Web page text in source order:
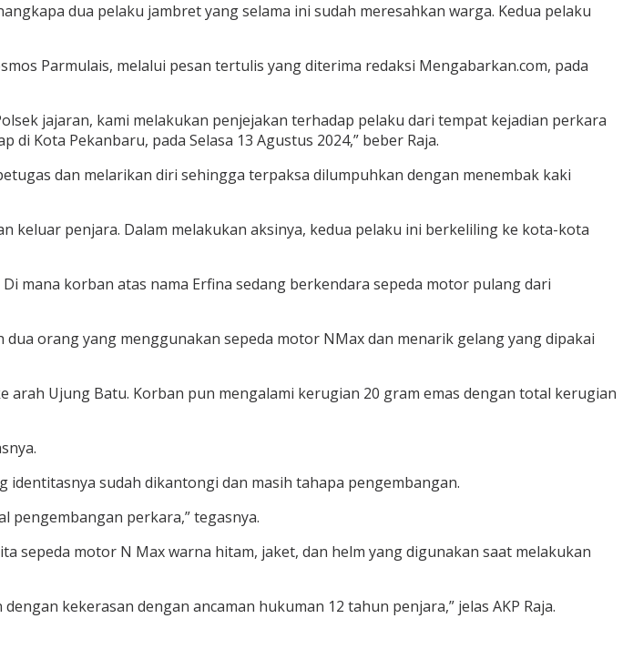
dua pelaku jambret yang selama ini sudah meresahkan warga. Kedua pelaku
Parmulais, melalui pesan tertulis yang diterima redaksi Mengabarkan.com, pada
jajaran, kami melakukan penjejakan terhadap pelaku dari tempat kejadian perkara
Kota Pekanbaru, pada Selasa 13 Agustus 2024,” beber Raja.
dan melarikan diri sehingga terpaksa dilumpuhkan dengan menembak kaki
keluar penjara. Dalam melakukan aksinya, kedua pelaku ini berkeliling ke kota-kota
mana korban atas nama Erfina sedang berkendara sepeda motor pulang dari
orang yang menggunakan sepeda motor NMax dan menarik gelang yang dipakai
Ujung Batu. Korban pun mengalami kerugian 20 gram emas dengan total kerugian
identitasnya sudah dikantongi dan masih tahapa pengembangan.
pengembangan perkara,” tegasnya.
sepeda motor N Max warna hitam, jaket, dan helm yang digunakan saat melakukan
kekerasan dengan ancaman hukuman 12 tahun penjara,” jelas AKP Raja.